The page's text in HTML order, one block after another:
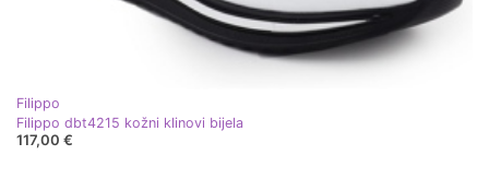
Filippo
Filippo dbt4215 kožni klinovi bijela
117,00 €